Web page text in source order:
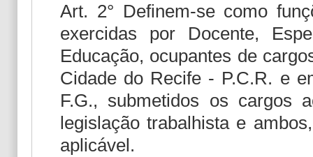
Art. 2° Definem-se como
exercidas por Docente,
Educação, ocupantes de
Cidade do Recife - P.C.R. e
F.G., submetidos os cargos
legislação trabalhista e
aplicável.